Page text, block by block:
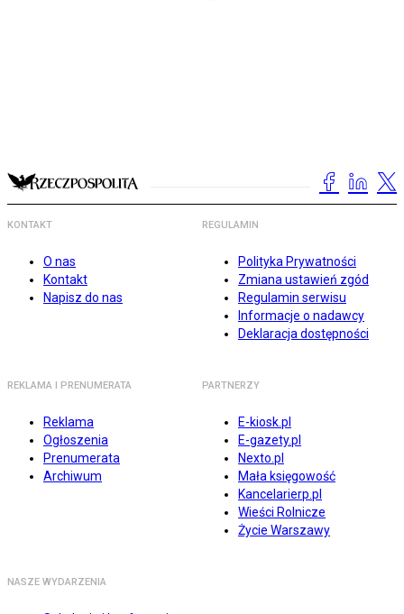
KONTAKT
O nas
Kontakt
Napisz do nas
REGULAMIN
Polityka Prywatności
Zmiana ustawień zgód
Regulamin serwisu
Informacje o nadawcy
Deklaracja dostępności
REKLAMA I PRENUMERATA
Reklama
Ogłoszenia
Prenumerata
Archiwum
PARTNERZY
E-kiosk.pl
E-gazety.pl
Nexto.pl
Mała księgowość
Kancelarierp.pl
Wieści Rolnicze
Życie Warszawy
NASZE WYDARZENIA